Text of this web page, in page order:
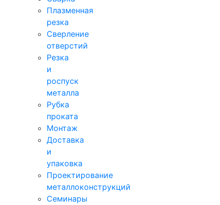
Плазменная
резка
Сверление
отверстий
Резка
и
роспуск
металла
Рубка
проката
Монтаж
Доставка
и
упаковка
Проектирование
металлоконструкций
Семинары